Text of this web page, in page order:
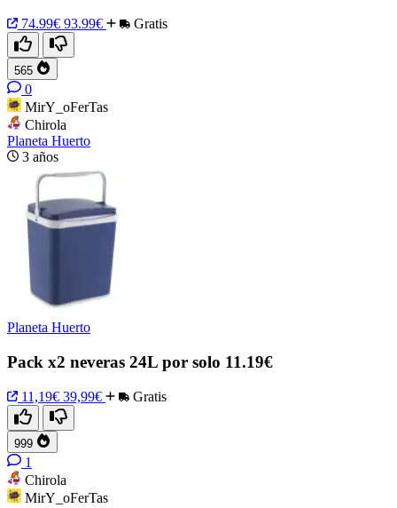
74.99€ 93.99€ Gratis
565
0
MirY_oFerTas
Chirola
Planeta Huerto
3 años
Planeta Huerto
Pack x2 neveras 24L por solo 11.19€
11,19€ 39,99€ Gratis
999
1
Chirola
MirY_oFerTas